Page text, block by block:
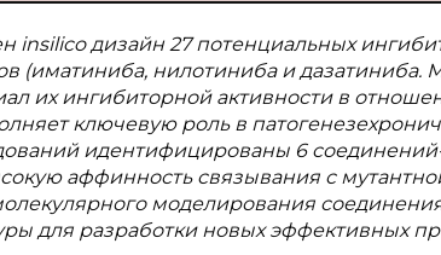
insilico дизайн 27 потенциальных
(иматиниба, нилотиниба и дазатиниба.
их ингибиторной активности в
ключевую роль в
идентифицированы 6
аффинность связывания с
моделирования
для разработки новых эффективных